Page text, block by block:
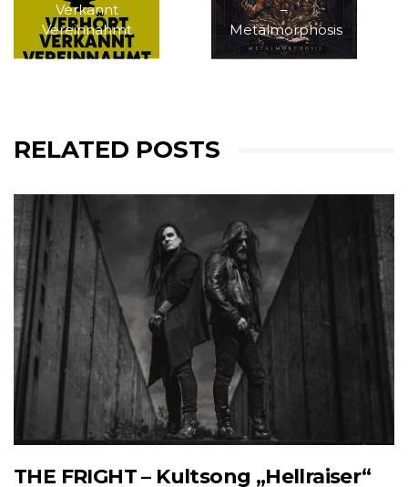
Verkannt
Vereinnahmt
–
Metalmorphosis
RELATED POSTS
THE FRIGHT – Kultsong „Hellraiser“